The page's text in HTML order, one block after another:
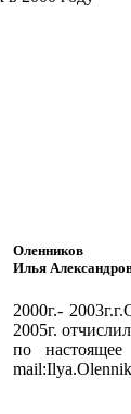
Оленников
Илья
2000г.-
2005г.
по